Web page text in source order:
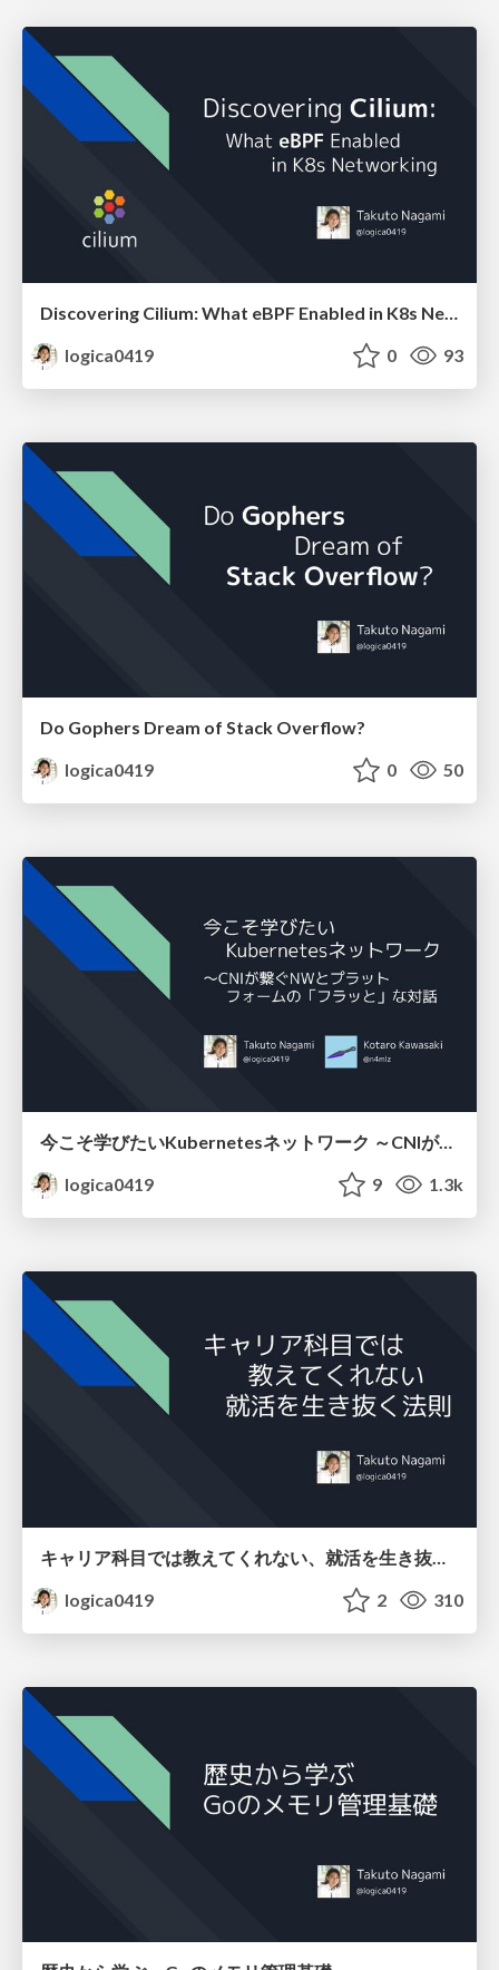
logica0419
0 93
Do Gophers Dream of Stack Overflow?
logica0419
0 50
今こそ学びたいKubernetesネットワーク ～CNIが繋ぐNWとプラットフォームの「フラッと」な対話
logica0419
9 1.3k
キャリア科目では教えてくれない、就活を生き抜く法則
logica0419
2 310